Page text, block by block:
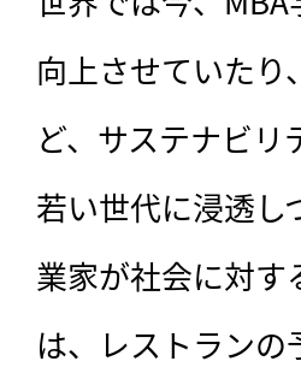
向上させていた
ど、サステナビ
若い世代に浸透し
業家が社会に対す
は、レストラン